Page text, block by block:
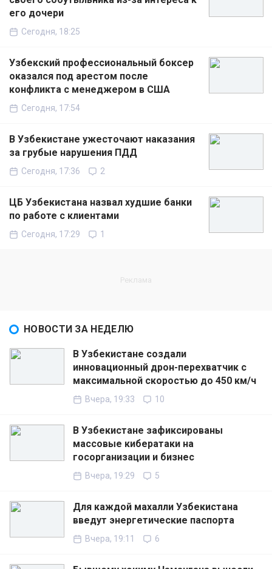
его дочери
Сегодня, 18:25
Узбекский профессиональный боксер
оказался под арестом после
конфликта с менеджером в США
Сегодня, 17:54
В Узбекистане ужесточают наказания
за грубые нарушения ПДД
Сегодня, 17:36 2
ЦБ Узбекистана назвал худшие банки
по работе с клиентами
Сегодня, 17:29 1
НОВОСТИ ЗА НЕДЕЛЮ
В Узбекистане создали
инновационный дрон-перехватчик с
максимальной скоростью до 450 км/ч
Вчера, 19:33 10
В Узбекистане зафиксированы
массовые кибератаки на
госорганизации и бизнес
Вчера, 19:29 5
Для каждой махалли Узбекистана
введут энергетические паспорта
Вчера, 19:11 6